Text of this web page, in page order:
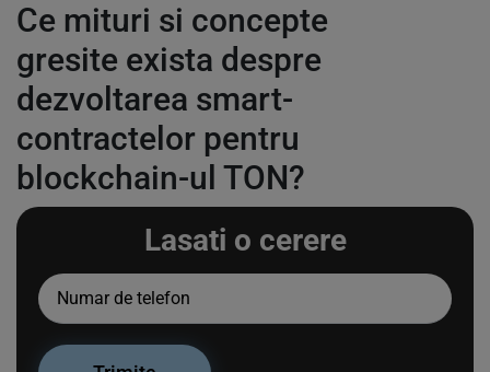
Ce mituri si concepte
gresite exista despre
dezvoltarea smart-
contractelor pentru
blockchain-ul TON?
Lasati o cerere